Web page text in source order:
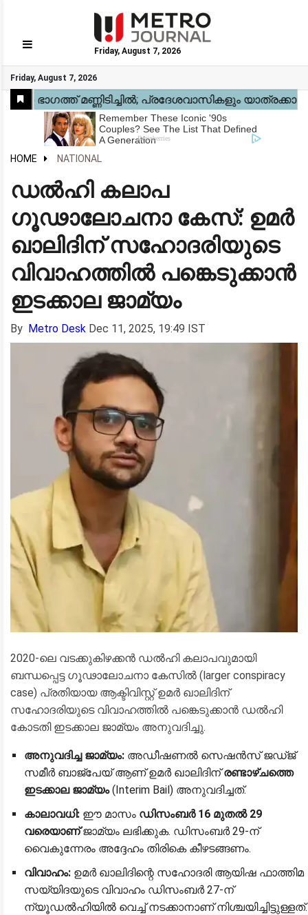
Friday, August 7, 2026
Friday, August 7, 2026
GO
Home
Kerala
National
Gulf
World
Sports
Movies
Health
Automobile
Travel
Education
Novel
Business
Technology
Webstory
HOME NATIONAL
ഡൽഹി കലാപ
ഗൂഢാലോചനാ കേസ്: ഉമർ
ഖാലിദിന് സഹോദരിയുടെ
വിവാഹത്തിൽ പങ്കെടുക്കാൻ
ഇടക്കാല ജാമ്യം
By Metro Desk Dec 11, 2025, 19:49 IST
2020-ലെ വടക്കുകിഴക്കൻ ഡൽഹി കലാപവുമായി
ബന്ധപ്പെട്ട ഗൂഢാലോചനാ കേസിൽ (larger conspiracy
case) പ്രതിയായ ആക്ടിവിസ്റ്റ് ഉമർ ഖാലിദിന്
സഹോദരിയുടെ വിവാഹത്തിൽ പങ്കെടുക്കാൻ ഡൽഹി
കോടതി ഇടക്കാല ജാമ്യം അനുവദിച്ചു.
അനുവദിച്ച ജാമ്യം: അഡീഷണൽ സെഷൻസ് ജഡ്ജ്
സമീർ ബാജ്പേയ് ആണ് ഉമർ ഖാലിദിന്രണ്ടാഴ്ചത്തെ
ഇടക്കാല ജാമ്യം(Interim Bail) അനുവദിച്ചത്.
കാലാവധി: ഈ മാസം ഡിസംബർ 16 മുതൽ 29
വരെയാണ്ജാമ്യം ലഭിക്കുക. ഡിസംബർ 29-ന്
വൈകുന്നേരം അദ്ദേഹം തിരികെ കീഴടങ്ങണം.
വിവാഹം: ഉമർ ഖാലിദിന്റെ സഹോദരി ആയിഷ ഫാത്തിമ
സയ്യിദയുടെ വിവാഹം ഡിസംബർ 27-ന്
ന്യൂഡൽഹിയിൽ വെച്ച് നടക്കാനാണ് നിശ്ചയിച്ചിട്ടുള്ളത്.